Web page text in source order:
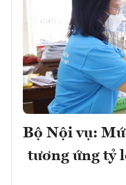
Bộ Nội vụ:
tương ứng tỷ